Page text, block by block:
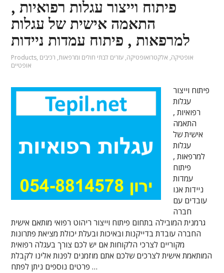
פיתוח וייצור עגלות רפואיות ,
התאמה אישית של עגלות
למרפאות , פיתוח עמדות ניידות
Products, אופטיקה, אלקטרואופטיקה, עזרים לבתי חולים ומרפאות, רכיבים
אופטיים
פיתוח וייצור
עגלות
רפואיות ,
התאמה
אישית של
עגלות
למרפאות ,
פיתוח
עמדות
ניידות אנו
עובדים עם
חברה
גרמנית המובילה בתחום פיתוח וייצור ריהוט רפואי מותאם אישית
החברה עובדת בדייקנות ובאיכות ובעלת יכולת מציאת פתרונות
מקוריים לצרכי הלקוחות אם יש לכם צורך בעגלה רפואית
המותאמת אישית לצרכים שלכם אתם מוזמנים לפנות אלינו לקבלת
פרטים נוספים ניתן לפתח …